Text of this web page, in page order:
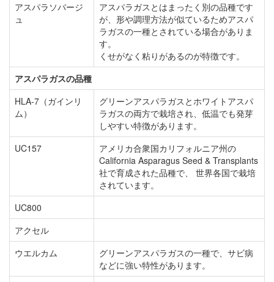
アスパラソバージ
ュ
アスパラガスとはまったく別の品種です
が、形や調理方法が似ているためアスパ
ラガスの一種とされている場合がありま
す。
くせがなく粘りがあるのが特徴です。
アスパラガスの品種
HLA-7（ガインリ
ム）
グリーンアスパラガスとホワイトアスパ
ラガスの両方で栽培され、低温でも発芽
しやすい特徴があります。
UC157
アメリカ合衆国カリフォルニア州の
California Asparagus Seed & Transplants
社で育成された品種で、 世界各国で栽培
されています。
UC800
アクセル
ウエルカム
グリーンアスパラガスの一種で、サビ病
などに強い特性があります。